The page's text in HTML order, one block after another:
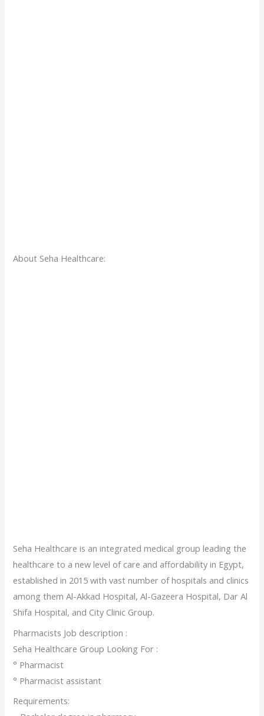
About Seha Healthcare:
Seha Healthcare is an integrated medical group leading the
healthcare to a new level of care and affordability in Egypt,
established in 2015 with vast number of hospitals and clinics
among them Al-Akkad Hospital, Al-Gazeera Hospital, Dar Al
Shifa Hospital, and City Clinic Group.
Pharmacists Job description :
Seha Healthcare Group Looking For :
° Pharmacist
° Pharmacist assistant
Requirements: